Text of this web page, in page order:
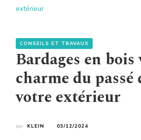
extérieur
CONSEILS ET TRAVAUX
Bardages en
charme du passé
votre extérieur
par KLEIN 03/12/2024